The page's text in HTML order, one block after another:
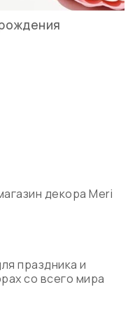
декора Meri
праздника и
со всего мира